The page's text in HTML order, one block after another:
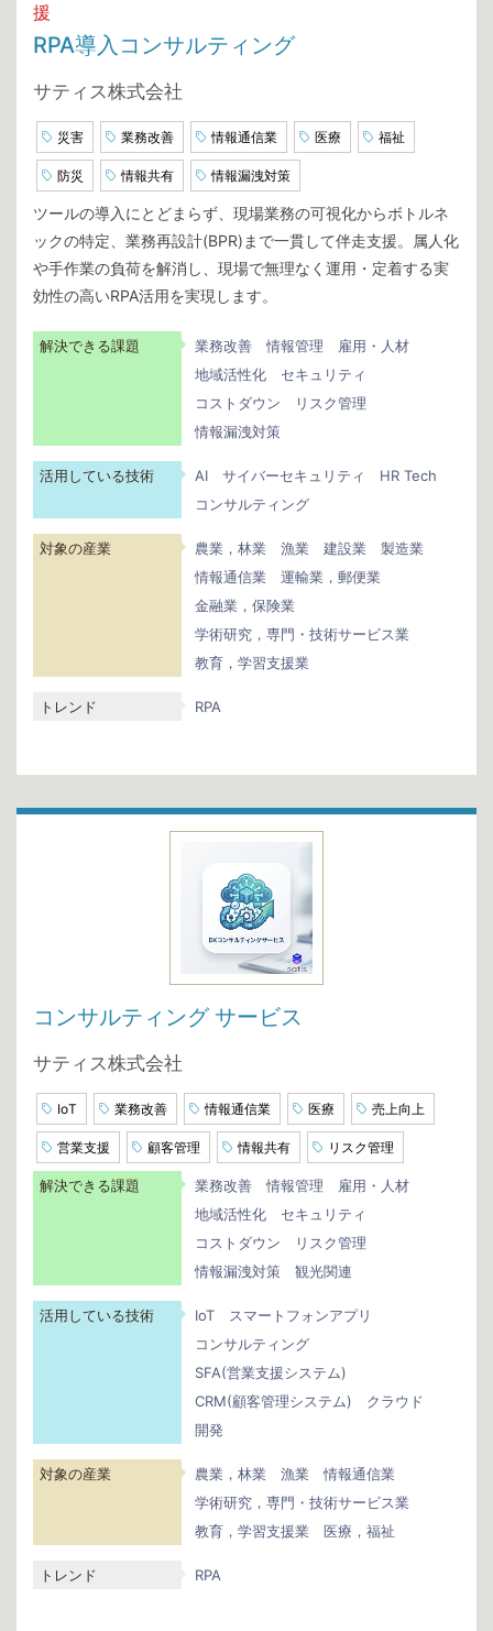
援
RPA導入コンサルティング
サティス株式会社
災害 業務改善 情報通信業 医療 福祉
防災 情報共有 情報漏洩対策
ツールの導入にとどまらず、現場業務の可視化からボトルネ
ックの特定、業務再設計(BPR)まで一貫して伴走支援。属人化
や手作業の負荷を解消し、現場で無理なく運用・定着する実
効性の高いRPA活用を実現します。
解決できる課題 業務改善 情報管理
雇用・人材
地域活性化
セキュリティ
コストダウン
リスク管理
情報漏洩対策
活用している技術 AI サイバーセキュリティ
HR Tech
コンサルティング
対象の産業 農業，林業 漁業 建設業
製造業
情報通信業
運輸業，郵便業
金融業，保険業
学術研究，専門・技術サービス業
教育，学習支援業
トレンド RPA
コンサルティング サービス
サティス株式会社
IoT 業務改善 情報通信業 医療 売上向上
営業支援 顧客管理 情報共有 リスク管理
解決できる課題 業務改善 情報管理
雇用・人材
地域活性化
セキュリティ
コストダウン
リスク管理
情報漏洩対策
観光関連
活用している技術 IoT
スマートフォンアプリ
コンサルティング
SFA(営業支援システム)
CRM(顧客管理システム)
クラウド
開発
対象の産業 農業，林業 漁業
情報通信業
学術研究，専門・技術サービス業
教育，学習支援業
医療，福祉
トレンド RPA